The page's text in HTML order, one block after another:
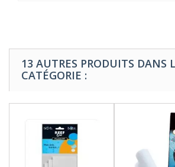
13 AUTRES PRODUITS DANS
CATÉGORIE :